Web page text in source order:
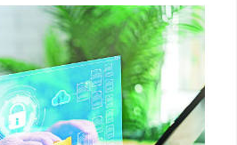
для паглыблення